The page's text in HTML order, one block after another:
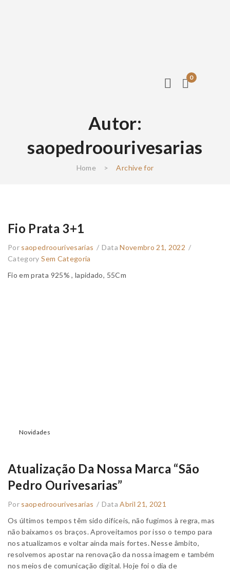
0
Autor:
saopedroourivesarias
Home > Archive for
Fio Prata 3+1
Por saopedroourivesarias / DataNovembro 21, 2022 /
CategorySem Categoria
Fio em prata 925% , lapidado, 55Cm
Novidades
Atualização Da Nossa Marca “São
Pedro Ourivesarias”
Por saopedroourivesarias / DataAbril 21, 2021
Os últimos tempos têm sido difíceis, não fugimos à regra, mas
não baixamos os braços. Aproveitamos por isso o tempo para
nos atualizamos e voltar ainda mais fortes. Nesse âmbito,
resolvemos apostar na renovação da nossa imagem e também
nos meios de comunicação digital. Hoje foi o dia de